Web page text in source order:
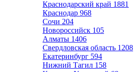
Краснодарский край 1881
Краснодар 968
Сочи 204
Новороссийск 105
Алматы 1406
Свердловская область 1208
Екатеринбург 594
Нижний Тагил 158